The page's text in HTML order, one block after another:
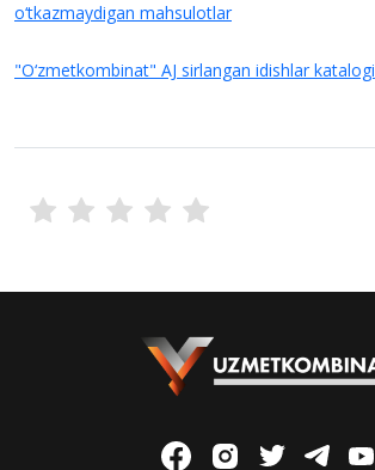
o‘tkazmaydigan mahsulotlar
"O‘zmetkombinat" AJ sirlangan idishlar katalogi